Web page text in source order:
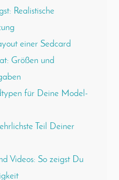
Realistische
einer Sedcard
Größen und
für Deine Model-
Teil Deiner
Videos: So zeigst Du